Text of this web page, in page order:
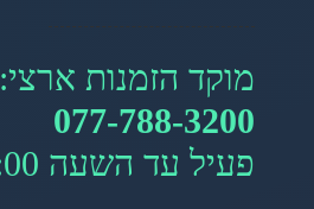
מוקד הזמנות ארצי:
077-788-3200
פעיל עד השעה 20:00